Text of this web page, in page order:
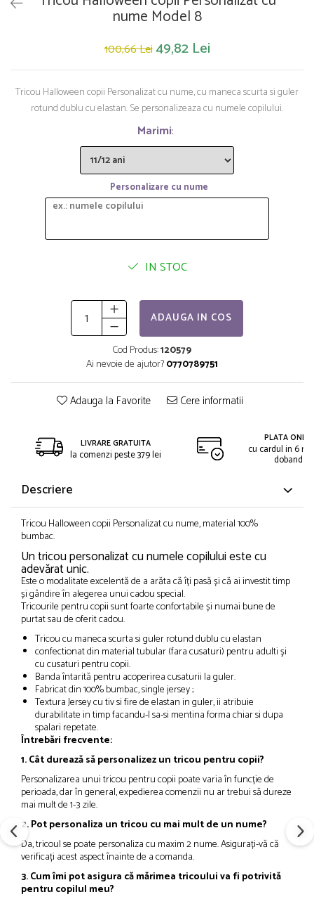
Unelte si bancuri de lucru
nume Model 8
100,66 Lei 49,82 Lei
Tricou Halloween copii Personalizat cu nume, cu maneca scurta si guler
rotund dublu cu elastan. Se personalizeaza cu numele copilului.
Marimi:
Personalizare cu nume
IN STOC
ADAUGA IN COS
Cod Produs:120579
Ai nevoie de ajutor?0770789751
Adauga la Favorite Cere informatii
LIVRARE GRATUITA
la comenzi peste 379 lei
PLATA
cu cardul in 6
dobanda
Descriere
Tricou Halloween copii Personalizat cu nume, material 100%
bumbac.
Un tricou personalizat cu numele copilului este cu
adevărat unic.
Este o modalitate excelentă de a arăta că îți pasă și că ai investit timp
și gândire în alegerea unui cadou special.
Tricourile pentru copii sunt foarte confortabile și numai bune de
purtat sau de oferit cadou.
Tricou cu maneca scurta si guler rotund dublu cu elastan
confectionat din material tubular (fara cusaturi) pentru adulti şi
cu cusaturi pentru copii.
Banda întarită pentru acoperirea cusaturii la guler.
Fabricat din100% bumbac, single jersey ;
Textura Jersey cu tiv si fire de elastan in guler, ii atribuie
durabilitate in timp facandu-l sa-si mentina forma chiar si dupa
spalari repetate.
Întrebări frecvente:
1. Cât durează să personalizez un tricou pentru copii?
Personalizarea unui tricou pentru copii poate varia în funcție de
perioada, dar în general, expedierea comenzii nu ar trebui să dureze
mai mult de 1-3 zile.
2. Pot personaliza un tricou cu mai mult de un nume?
Da, tricoul se poate personaliza cu maxim 2 nume. Asigurați-vă că
verificați acest aspect înainte de a comanda.
3. Cum îmi pot asigura că mărimea tricoului va fi potrivită
pentru copilul meu?